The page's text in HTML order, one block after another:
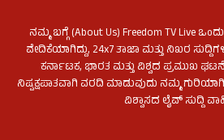
ನಮ್ಮ ಬಗ್ಗೆ (About Us) Freedom TV Live
ವೇದಿಕೆಯಾಗಿದ್ದು, 24x7 ತಾಜಾ ಮತ್ತು ನಿಖರ
ಕರ್ನಾಟಕ, ಭಾರತ ಮತ್ತು ವಿಶ್ವದ ಪ್ರಮುಖ
ನಿಷ್ಪಕ್ಷಪಾತವಾಗಿ ವರದಿ ಮಾಡುವುದು ನಮ್ಮ
ವಿಶ್ವಾಸದ ಲೈವ್ ಸುದ್ದಿ